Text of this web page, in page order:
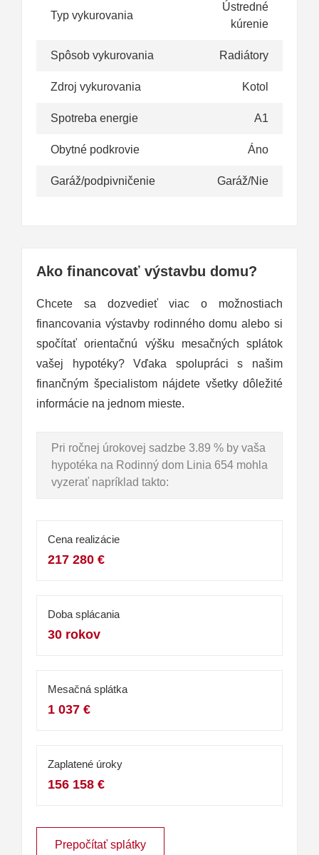
Typ vykurovania
Ústredné
kúrenie
Spôsob vykurovania Radiátory
Zdroj vykurovania Kotol
Spotreba energie A1
Obytné podkrovie Áno
Garáž/podpivničenie Garáž/Nie
Ako financovať výstavbu domu?
Chcete sa dozvedieť viac o možnostiach
financovania výstavby rodinného domu alebo si
spočítať orientačnú výšku mesačných splátok
vašej hypotéky? Vďaka spolupráci s našim
finančným špecialistom nájdete všetky dôležité
informácie na jednom mieste.
Pri ročnej úrokovej sadzbe 3.89 % by vaša
hypotéka na Rodinný dom Linia 654 mohla
vyzerať napríklad takto:
Cena realizácie
217 280 €
Doba splácania
30 rokov
Mesačná splátka
1 037 €
Zaplatené úroky
156 158 €
Prepočítať splátky